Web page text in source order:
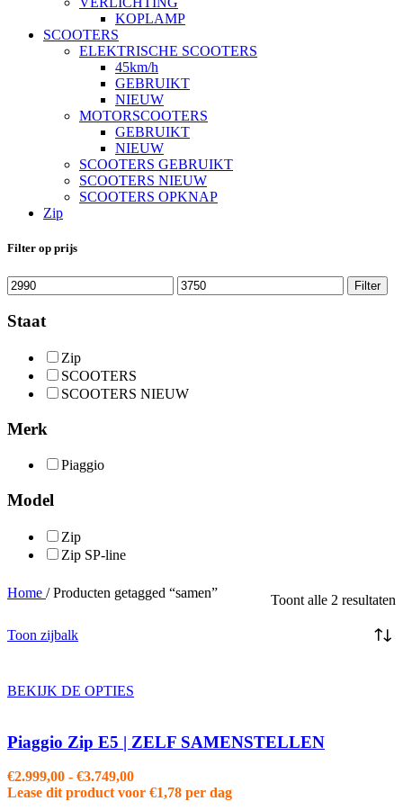
KOPLAMP
SCOOTERS
ELEKTRISCHE SCOOTERS
45km/h
GEBRUIKT
NIEUW
MOTORSCOOTERS
GEBRUIKT
NIEUW
SCOOTERS GEBRUIKT
SCOOTERS NIEUW
SCOOTERS OPKNAP
Zip
Filter op prijs
Min.
prijs
Max.
prijs
Filter
Staat
Zip
SCOOTERS
SCOOTERS NIEUW
Merk
Piaggio
Model
Zip
Zip SP-line
Home / Producten getagged “samen” Toont alle 2 resultaten
Toon zijbalk
BEKIJK DE OPTIES
Piaggio Zip E5 | ZELF SAMENSTELLEN
€2.999,00 - €3.749,00Prijsklasse:
€2.999,00
Lease dit product voor €1,78 per dag